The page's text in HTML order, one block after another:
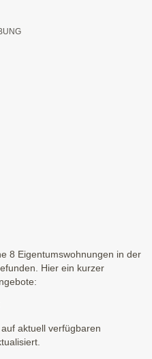
8 Eigentumswohnungen in der
Hier ein kurzer
aktuell verfügbaren